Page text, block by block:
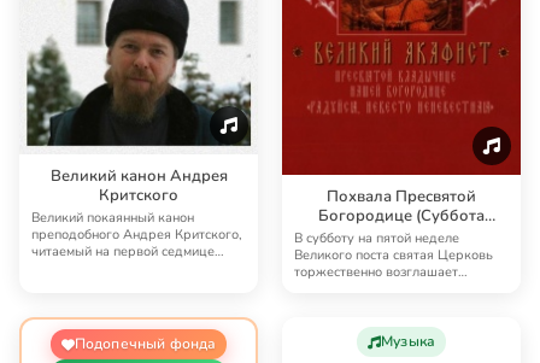
Великий канон Андрея
Критского
Великий покаянный канон
преподобного Андрея Критского,
читаемый на первой седмице
Похвала Пресвятой
Богородице (Суббота
Акафиста)
В субботу на пятой неделе
Великого поста святая Церковь
торжественно возглашает
Подопечный фонда
Музыка